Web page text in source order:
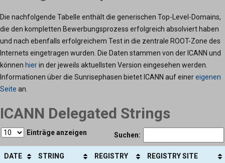
Die nachfolgende Tabelle enthält die generischen Top-Level-Domains,
die den kompletten Bewerbungsprozess erfolgreich absolviert haben
und nach ebenfalls erfolgreichem Test in die zentrale ROOT-Zone des
Internets eingetragen wurden. Die Daten stammen von der ICANN und
können hierin der jeweils aktuellsten Version eingesehen werden.
Informationen über die Sunrisephasen bietet ICANN auf einereigenen
Seite an.
ICANN Delegated Strings
Einträge anzeigen Suchen:
DATE STRING REGISTRY REGISTRY SITE